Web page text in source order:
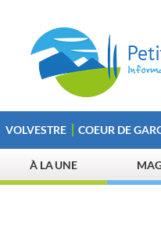
VOLVESTRE COEUR DE
À LA UNE